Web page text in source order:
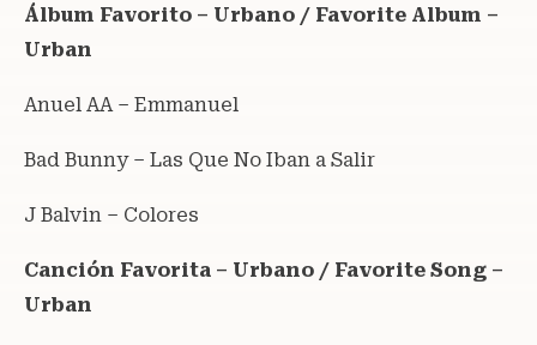
Álbum Favorito – Urbano / Favorite Album –
Urban
Anuel AA – Emmanuel
Bad Bunny – Las Que No Iban a Salir
J Balvin – Colores
Canción Favorita – Urbano / Favorite Song –
Urban